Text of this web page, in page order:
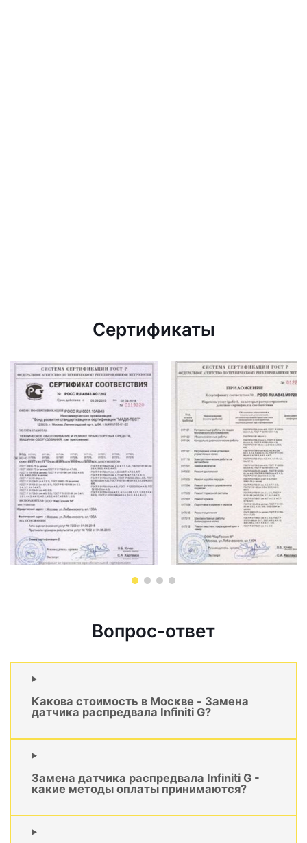
Сертификаты
Вопрос-ответ
Какова стоимость в Москве - Замена
датчика распредвала Infiniti G?
Замена датчика распредвала Infiniti G -
какие методы оплаты принимаются?